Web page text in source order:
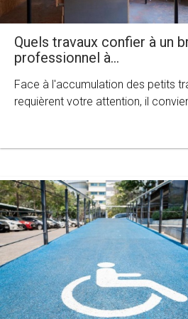
Quels travaux confier à un
professionnel à...
Face à l'accumulation des petits
requièrent votre attention, il